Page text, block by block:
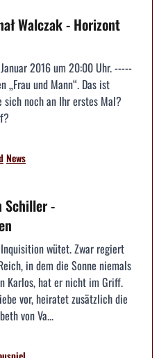
Walczak - Horizont
2016 um 20:00 Uhr. -----
„Frau und Mann“. Das ist
sich noch an Ihr erstes Mal?
News
Schiller -
wütet. Zwar regiert
in dem die Sonne niemals
Karlos, hat er nicht im Griff.
vor, heiratet zusätzlich die
von Va...